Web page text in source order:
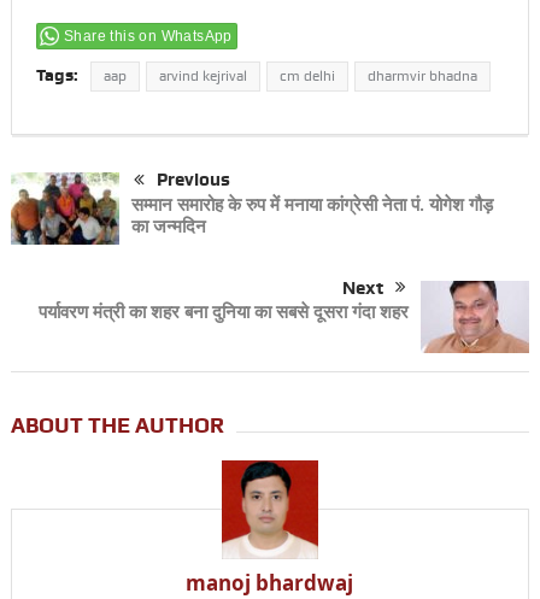
Share this on WhatsApp
Tags: aap arvind kejrival cm delhi dharmvir bhadna
Previous
सम्मान समारोह के रुप में मनाया कांग्रेसी नेता पं. योगेश गौड़
का जन्मदिन
Next
पर्यावरण मंत्री का शहर बना दुनिया का सबसे दूसरा गंदा शहर
ABOUT THE AUTHOR
manoj bhardwaj